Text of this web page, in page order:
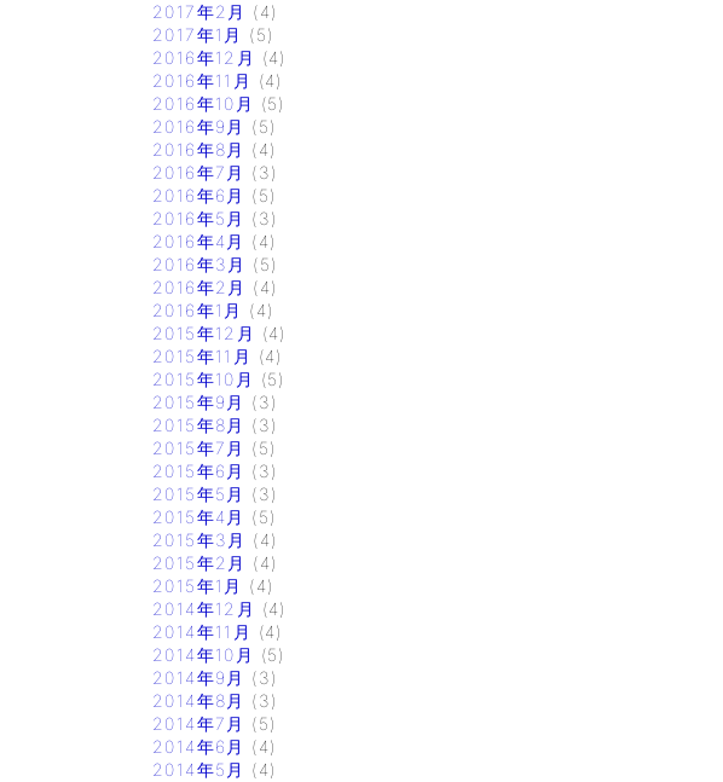
2017年2月
(4)
2017年1月
(5)
2016年12月
(4)
2016年11月
(4)
2016年10月
(5)
2016年9月
(5)
2016年8月
(4)
2016年7月
(3)
2016年6月
(5)
2016年5月
(3)
2016年4月
(4)
2016年3月
(5)
2016年2月
(4)
2016年1月
(4)
2015年12月
(4)
2015年11月
(4)
2015年10月
(5)
2015年9月
(3)
2015年8月
(3)
2015年7月
(5)
2015年6月
(3)
2015年5月
(3)
2015年4月
(5)
2015年3月
(4)
2015年2月
(4)
2015年1月
(4)
2014年12月
(4)
2014年11月
(4)
2014年10月
(5)
2014年9月
(3)
2014年8月
(3)
2014年7月
(5)
2014年6月
(4)
2014年5月
(4)